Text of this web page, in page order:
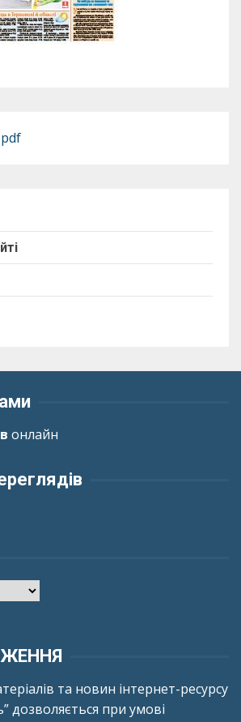
pdf
онлайн
та новин інтернет-ресурсу
дозволяється при умові